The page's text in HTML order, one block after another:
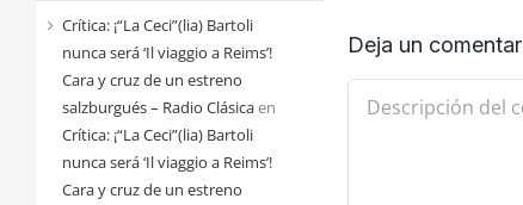
cada
mes
Crítica: ¡“La Ceci”(lia) Bartoli
nunca será ‘Il viaggio a Reims’!
Cara y cruz de un estreno
salzburgués – Radio Clásicaen
Crítica: ¡“La Ceci”(lia) Bartoli
nunca será ‘Il viaggio a Reims’!
Cara y cruz de un estreno
Deja un
Comentario